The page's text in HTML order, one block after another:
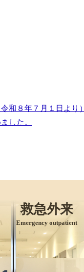
ーシ
和８年７月１日より）
した。
救急外来
Emergency outpatient